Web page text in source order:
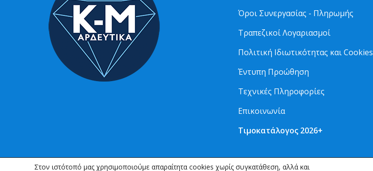
Όροι Συνεργασίας - Πληρωμής
Τραπεζικοί Λογαριασμοί
Πολιτική Ιδιωτικότητας και Cookies
Έντυπη Προώθηση
Τεχνικές Πληροφορίες
Επικοινωνία
Τιμοκατάλογος 2026+
Στον ιστότοπό μας χρησιμοποιούμε απαραίτητα cookies χωρίς συγκατάθεση, αλλά και